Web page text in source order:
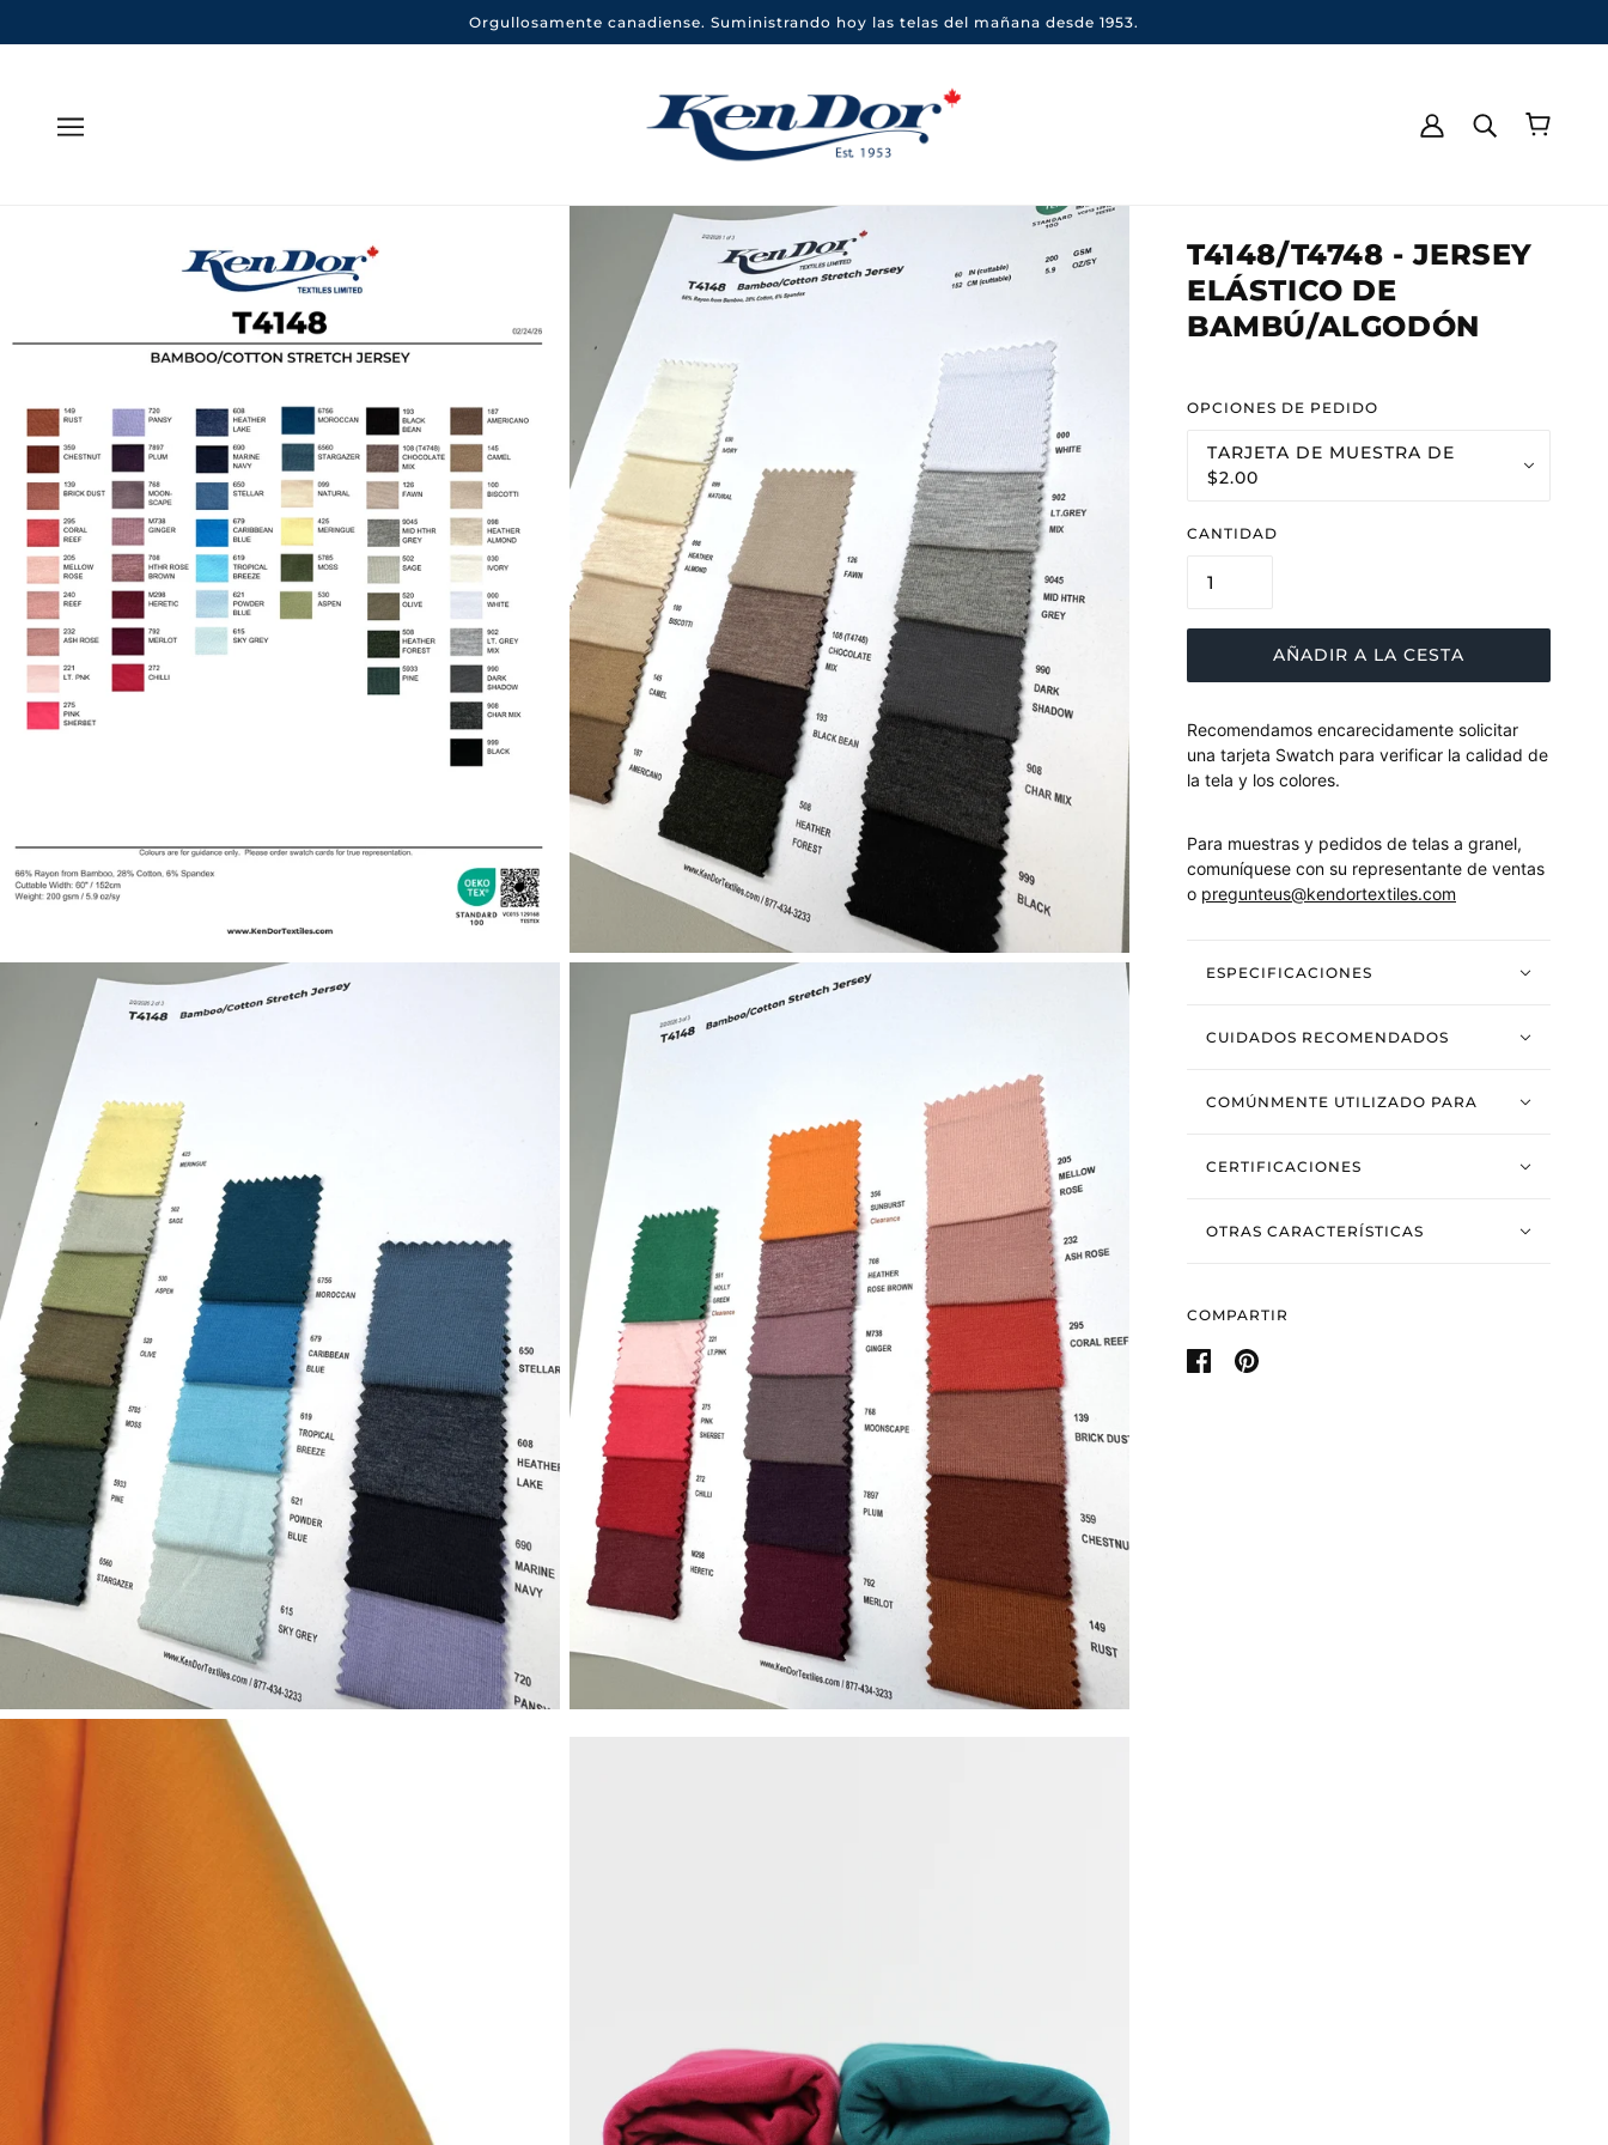
Orgullosamente canadiense. Suministrando hoy las telas del mañana desde 1953.
T4148/T4748 - JERSEY
ELÁSTICO DE
BAMBÚ/ALGODÓN
OPCIONES DE PEDIDO
TARJETA DE MUESTRA DE
$2.00
CANTIDAD
AÑADIR A LA CESTA
Recomendamos encarecidamente solicitar
una tarjeta Swatch para verificar la calidad de
la tela y los colores.
Para muestras y pedidos de telas a granel,
comuníquese con su representante de ventas
o pregunteus@kendortextiles.com
ESPECIFICACIONES
CUIDADOS RECOMENDADOS
COMÚNMENTE UTILIZADO PARA
CERTIFICACIONES
OTRAS CARACTERÍSTICAS
COMPARTIR